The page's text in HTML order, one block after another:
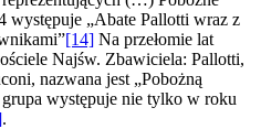
występuje „Abate Pallotti wraz z
[14] Na przełomie lat
Najśw. Zbawiciela: Pallotti,
nazwana jest „Pobożną
występuje nie tylko w roku
.